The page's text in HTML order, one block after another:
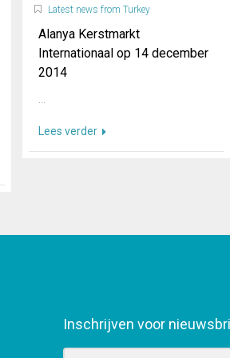
Latest news from Turkey
Alanya Kerstmarkt
Internationaal op 14 december
2014
Lees verder
Inschrijven voor